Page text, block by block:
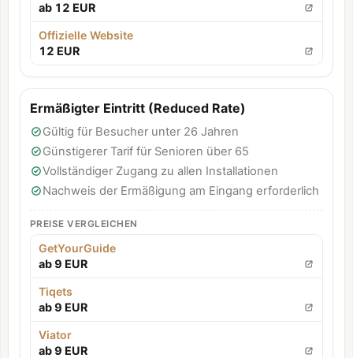
ab 12 EUR
Offizielle Website
12 EUR
Ermäßigter Eintritt (Reduced Rate)
Gültig für Besucher unter 26 Jahren
Günstigerer Tarif für Senioren über 65
Vollständiger Zugang zu allen Installationen
Nachweis der Ermäßigung am Eingang erforderlich
PREISE VERGLEICHEN
GetYourGuide
ab 9 EUR
Tiqets
ab 9 EUR
Viator
ab 9 EUR